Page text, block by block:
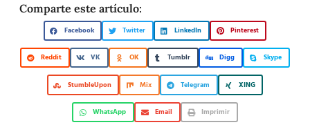
Comparte este artículo:
Facebook Twitter LinkedIn Pinterest
Reddit VK OK Tumblr Digg Skype
StumbleUpon Mix Telegram XING
WhatsApp Email Imprimir